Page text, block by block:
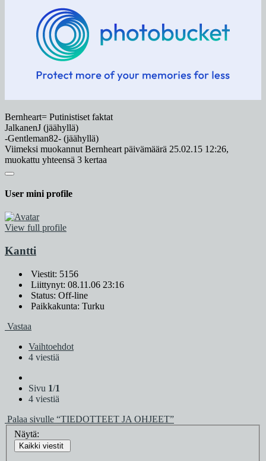
Bernheart= Putinistiset faktat
JalkanenJ (jäähyllä)
-Gentleman82- (jäähyllä)
Viimeksi muokannut Bernheart päivämäärä 25.02.15 12:26,
muokattu yhteensä 3 kertaa
User mini profile
View full profile
Kantti
Viestit: 5156
Liittynyt: 08.11.06 23:16
Status: Off-line
Paikkakunta: Turku
Vastaa
Vaihtoehdot
4 viestiä
Sivu 1/1
4 viestiä
Palaa sivulle “TIEDOTTEET JA OHJEET”
Näytä:
Kaikki viestit